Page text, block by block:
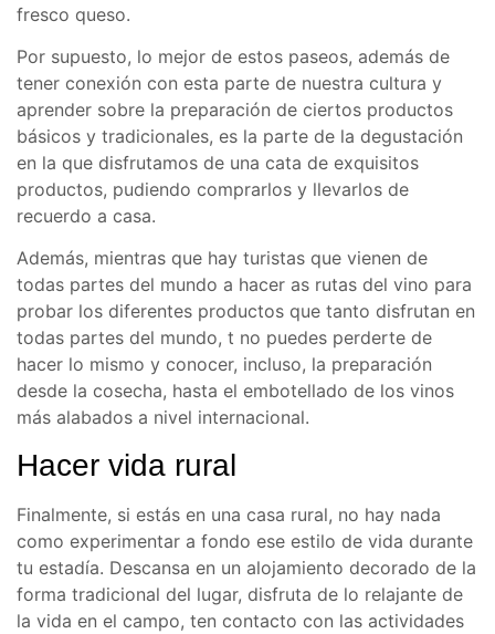
fresco queso.
Por supuesto, lo mejor de estos paseos, además de
tener conexión con esta parte de nuestra cultura y
aprender sobre la preparación de ciertos productos
básicos y tradicionales, es la parte de la degustación
en la que disfrutamos de una cata de exquisitos
productos, pudiendo comprarlos y llevarlos de
recuerdo a casa.
Además, mientras que hay turistas que vienen de
todas partes del mundo a hacer as rutas del vino para
probar los diferentes productos que tanto disfrutan en
todas partes del mundo, t no puedes perderte de
hacer lo mismo y conocer, incluso, la preparación
desde la cosecha, hasta el embotellado de los vinos
más alabados a nivel internacional.
Hacer vida rural
Finalmente, si estás en una casa rural, no hay nada
como experimentar a fondo ese estilo de vida durante
tu estadía. Descansa en un alojamiento decorado de la
forma tradicional del lugar, disfruta de lo relajante de
la vida en el campo, ten contacto con las actividades